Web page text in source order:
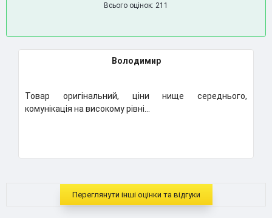
Всього оцінок: 211
Володимир
Товар оригінальний, ціни нище середнього,
комунікація на високому рівні...
Переглянути інші оцінки та відгуки